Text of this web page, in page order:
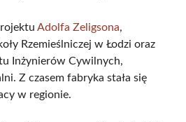
Adolfa Zeligsona,
Rzemieślniczej w Łodzi oraz
Inżynierów Cywilnych,
Z czasem fabryka stała się
w regionie.